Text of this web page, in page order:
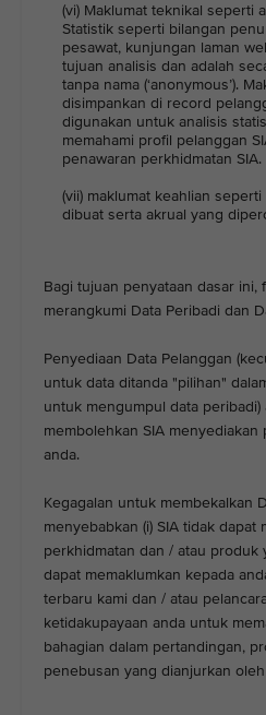
(vi) Maklumat teknikal seperti
Statistik seperti bilangan
pesawat, kunjungan laman
tujuan analisis dan adalah
tanpa nama (‘anonymous’).
disimpankan di record
digunakan untuk analisis
memahami profil pelanggan
penawaran perkhidmatan SIA.
(vii) maklumat keahlian
dibuat serta akrual yang
Bagi tujuan penyataan dasar ini,
merangkumi Data Peribadi dan
Penyediaan Data Pelanggan
untuk data ditanda "pilihan"
untuk mengumpul data
membolehkan SIA
anda.
Kegagalan untuk membekalkan
menyebabkan (i) SIA tidak
perkhidmatan dan / atau produk
dapat memaklumkan kepada
terbaru kami dan / atau
ketidakupayaan anda untuk
bahagian dalam pertandingan,
penebusan yang dianjurkan oleh